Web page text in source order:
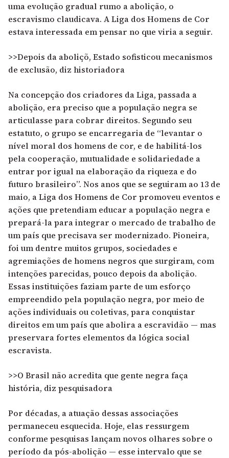
uma evolução gradual rumo a abolição, o
escravismo claudicava. A Liga dos Homens de Cor
estava interessada em pensar no que viria a seguir.
>>Depois da aboliçõ, Estado sofisticou mecanismos
de exclusão, diz historiadora
Na concepção dos criadores da Liga, passada a
abolição, era preciso que a população negra se
articulasse para cobrar direitos. Segundo seu
estatuto, o grupo se encarregaria de “levantar o
nível moral dos homens de cor, e de habilitá-los
pela cooperação, mutualidade e solidariedade a
entrar por igual na elaboração da riqueza e do
futuro brasileiro”. Nos anos que se seguiram ao 13 de
maio, a Liga dos Homens de Cor promoveu eventos e
ações que pretendiam educar a população negra e
prepará-la para integrar o mercado de trabalho de
um país que precisava ser modernizado. Pioneira,
foi um dentre muitos grupos, sociedades e
agremiações de homens negros que surgiram, com
intenções parecidas, pouco depois da abolição.
Essas instituições faziam parte de um esforço
empreendido pela população negra, por meio de
ações individuais ou coletivas, para conquistar
direitos em um país que abolira a escravidão — mas
preservara fortes elementos da lógica social
escravista.
>>O Brasil não acredita que gente negra faça
história, diz pesquisadora
Por décadas, a atuação dessas associações
permaneceu esquecida. Hoje, elas ressurgem
conforme pesquisas lançam novos olhares sobre o
período da pós-abolição — esse intervalo que se